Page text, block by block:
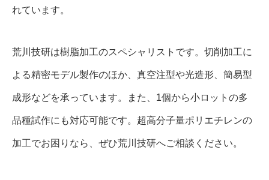
れています。
荒川技研は樹脂加工のスペシャリストです。切削加工に
よる精密モデル製作のほか、真空注型や光造形、簡易型
成形などを承っています。また、1個から小ロットの多
品種試作にも対応可能です。超高分子量ポリエチレンの
加工でお困りなら、ぜひ荒川技研へご相談ください。